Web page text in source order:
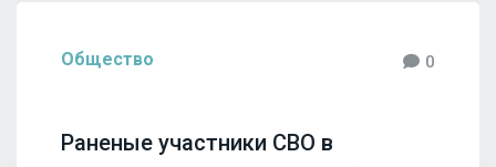
Общество 0
Раненые участники СВО в